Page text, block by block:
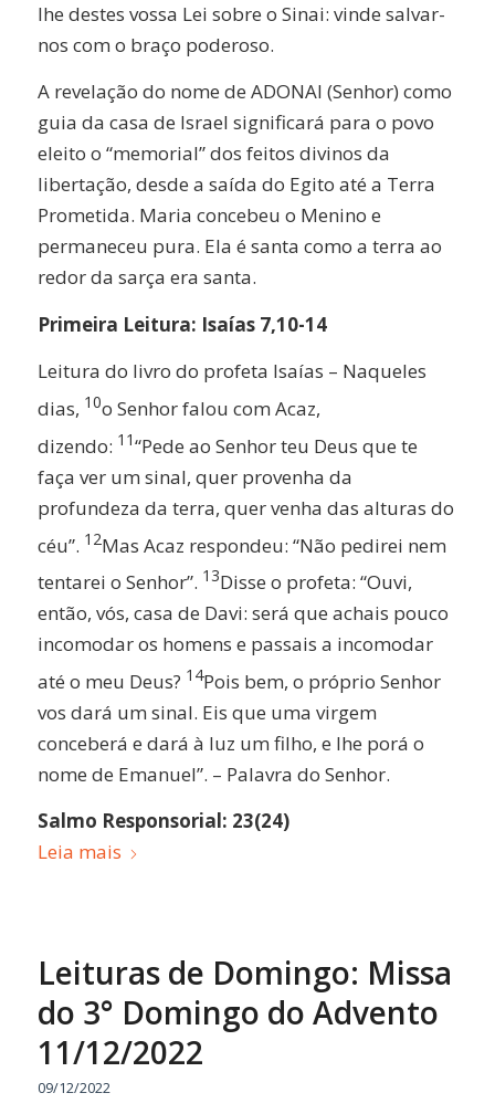
lhe destes vossa Lei sobre o Sinai: vinde salvar-
nos com o braço poderoso.
A revelação do nome de ADONAI (Senhor) como
guia da casa de Israel significará para o povo
eleito o “memorial” dos feitos divinos da
libertação, desde a saída do Egito até a Terra
Prometida. Maria concebeu o Menino e
permaneceu pura. Ela é santa como a terra ao
redor da sarça era santa.
Primeira Leitura: Isaías 7,10-14
Leitura do livro do profeta Isaías – Naqueles
dias, 10o Senhor falou com Acaz,
dizendo: 11“Pede ao Senhor teu Deus que te
faça ver um sinal, quer provenha da
profundeza da terra, quer venha das alturas do
céu”. 12Mas Acaz respondeu: “Não pedirei nem
tentarei o Senhor”. 13Disse o profeta: “Ouvi,
então, vós, casa de Davi: será que achais pouco
incomodar os homens e passais a incomodar
até o meu Deus? 14Pois bem, o próprio Senhor
vos dará um sinal. Eis que uma virgem
conceberá e dará à luz um filho, e lhe porá o
nome de Emanuel”. – Palavra do Senhor.
Salmo Responsorial: 23(24)
Leia mais
Leituras de Domingo: Missa
do 3° Domingo do Advento
11/12/2022
09/12/2022